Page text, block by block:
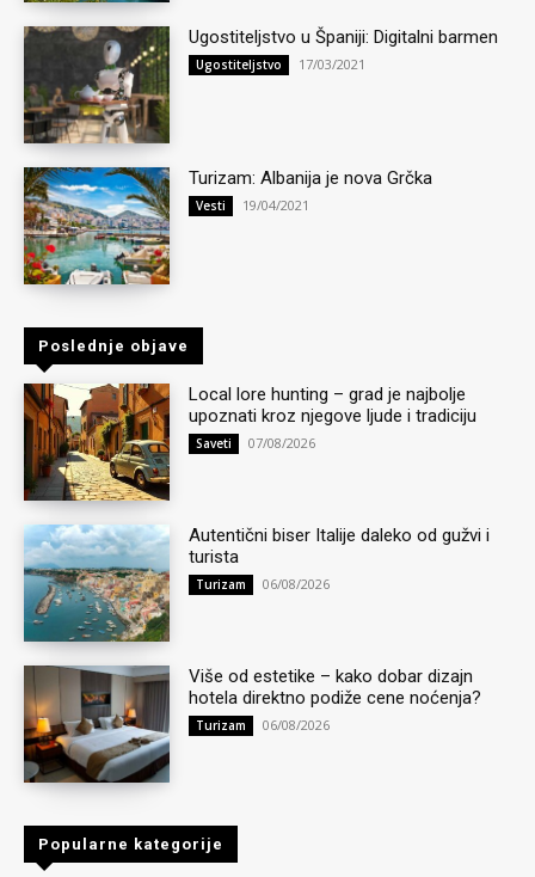
Ugostiteljstvo u Španiji: Digitalni barmen
Ugostiteljstvo 17/03/2021
Turizam: Albanija je nova Grčka
Vesti 19/04/2021
Poslednje objave
Local lore hunting – grad je najbolje
upoznati kroz njegove ljude i tradiciju
Saveti 07/08/2026
Autentični biser Italije daleko od gužvi i
turista
Turizam 06/08/2026
Više od estetike – kako dobar dizajn
hotela direktno podiže cene noćenja?
Turizam 06/08/2026
Popularne kategorije